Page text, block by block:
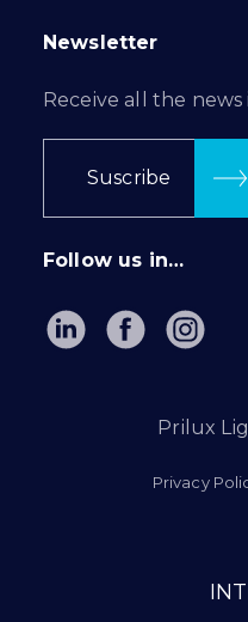
Newsletter
Receive all the news
Suscribe
Follow us in…
Prilux
Privacy